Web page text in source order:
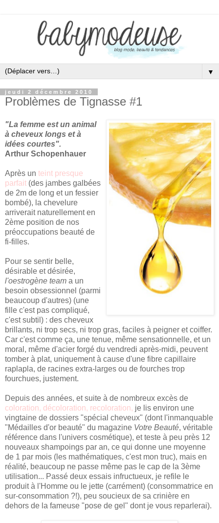
▼
jeudi 2 décembre 2010
Problèmes de Tignasse #1
"La femme est un animal
à cheveux longs et à
idées courtes".
Arthur Schopenhauer
Après un teint presque
parfait (des jambes galbées
de 2m de long et un fessier
bombé), la chevelure
arriverait naturellement en
2ème position de nos
préoccupations beauté de
fi-filles.
Pour se sentir belle,
désirable et désirée,
l'oestrogène team a un
besoin obsessionnel (parmi
beaucoup d'autres) (une
fille c'est pas compliqué,
c'est subtil) : des cheveux
brillants, ni trop secs, ni trop gras, faciles à peigner et coiffer.
Car c'est comme ça, une tenue, même sensationnelle, et un
moral, même d'acier forgé du vendredi après-midi, peuvent
tomber à plat, uniquement à cause d'une fibre capillaire
raplapla, de racines extra-larges ou de fourches trop
fourchues, justement.
Depuis des années, et suite à de nombreux excès de
coloration, décoloration, recoloration, je lis environ une
vingtaine de dossiers "spécial cheveux" (dont l'inmanquable
"Médailles d'or beauté" du magazine Votre Beauté, véritable
référence dans l'univers cosmétique), et teste à peu près 12
nouveaux shampoings par an, ce qui donne une moyenne
de 1 par mois (les mathématiques, c'est mon truc), mais en
réalité, beaucoup ne passe même pas le cap de la 3ème
utilisation... Passé deux essais infructueux, je refile le
produit à l'Homme ou le jette (carrément) (consommatrice en
sur-consommation ?!), peu soucieux de sa crinière en
dehors de la fameuse "pose de gel" dont je vous reparlerai).